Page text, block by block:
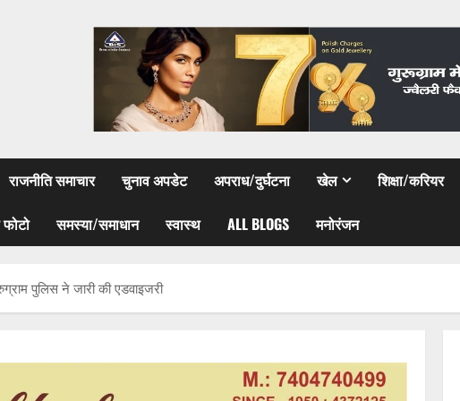
राजनीति समाचार चुनाव अपडेट अपराध/दुर्घटना खेल शिक्षा/करियर
समस्या/समाधान स्वास्थ ALL BLOGS मनोरंजन
पुलिस ने जारी की एडवाइजरी